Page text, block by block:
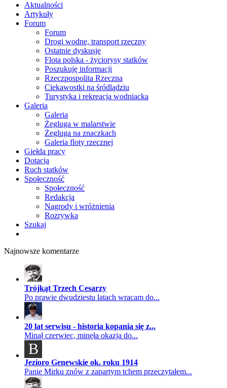
Aktualności
Artykuły
Forum
Forum
Drogi wodne, transport rzeczny
Ostatnie dyskusje
Flota polska - życiorysy statków
Poszukuję informacji
Rzeczpospolita Rzeczna
Ciekawostki na śródlądziu
Turystyka i rekreacja wodniacka
Galeria
Galeria
Żegluga w malarstwie
Żegluga na znaczkach
Galeria floty rzecznej
Giełda pracy
Dotacja
Ruch statków
Społeczność
Społeczność
Redakcja
Nagrody i wróżnienia
Rozrywka
Szukaj
Najnowsze komentarze
Trójkąt Trzech Cesarzy
Po prawie dwudziestu latach wracam do...
20 lat serwisu - historia kopania się z...
Minął czerwiec, minęła okazja do...
B
Jezioro Genewskie ok. roku 1914
Panie Mirku znów z zapartym tchem przeczytałem...